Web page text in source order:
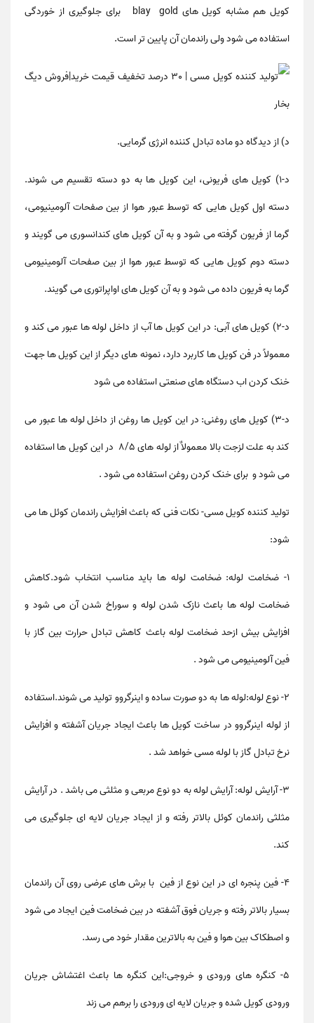
کویل هم مشابه کویل های blay gold برای جلوگیری از خوردگی
استفاده می شود ولی راندمان آن پایین تر است.
د) از دیدگاه دو ماده تبادل کننده انرژی گرمایی.
د-۱) کویل های فریونی، این کویل ها به دو دسته تقسیم می شوند.
دسته اول کویل هایی که توسط عبور هوا از بین صفحات آلومینیومی،
گرما از فریون گرفته می شود و به آن کویل های کندانسوری می گویند و
دسته دوم کویل هایی که توسط عبور هوا از بین صفحات آلومینیومی
گرما به فریون داده می شود و به آن کویل های اواپراتوری می گویند.
د-۲) کویل های آبی: در این کویل ها آب از داخل لوله ها عبور می کند و
معمولاً در فن کویل ها کاربرد دارد، نمونه های دیگر از این کویل ها جهت
خنک کردن اب دستگاه های صنعتی استفاده می شود
د-۳) کویل های روغنی: در این کویل ها روغن از داخل لوله ها عبور می
کند به علت لزجت بالا معمولاٌ از لوله های ۸/۵ در این کویل ها استفاده
می شود و برای خنک کردن روغن استفاده می شود .
تولید کننده کویل مسی-نکات فنی که باعث افزایش راندمان کوئل ها می
شود:
۱- ضخامت لوله: ضخامت لوله ها باید مناسب انتخاب شود.کاهش
ضخامت لوله ها باعث نازک شدن لوله و سوراخ شدن آن می شود و
افزایش بیش ازحد ضخامت لوله باعث کاهش تبادل حرارت بین گاز با
فین آلومینیومی می شود .
۲- نوع لوله:لوله ها به دو صورت ساده و اینرگروو تولید می شوند.استفاده
از لوله اینرگروو در ساخت کویل ها باعث ایجاد جریان آشفته و افزایش
نرخ تبادل گاز با لوله مسی خواهد شد .
۳- آرایش لوله: آرایش لوله به دو نوع مربعی و مثلثی می باشد . در آرایش
مثلثی راندمان کوئل بالاتر رفته و از ایجاد جریان لایه ای جلوگیری می
کند.
۴- فین پنجره ای در این نوع از فین با برش های عرضی روی آن راندمان
بسیار بالاتر رفته و جریان فوق آشفته در بین ضخامت فین ایجاد می شود
و اصطکاک بین هوا و فین به بالاترین مقدار خود می رسد.
۵- کنگره های ورودی و خروجی:این کنگره ها باعث اغتشاش جریان
ورودی کویل شده و جریان لایه ای ورودی را برهم می زند